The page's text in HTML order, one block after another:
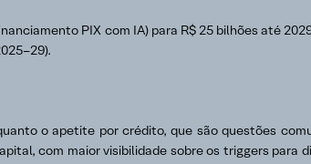
PIX com IA) para R$ 25 bilhões até
o apetite por crédito, que são questões
com maior visibilidade sobre os triggers para